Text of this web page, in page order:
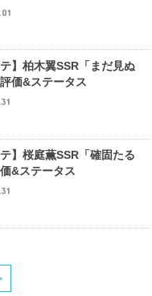
テ】柏木翼SSR「まだ見ぬ
価&ステータス
テ】桜庭薫SSR「確固たる
&ステータス